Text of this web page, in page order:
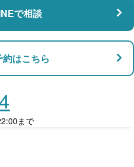
で相談
はこちら
まで